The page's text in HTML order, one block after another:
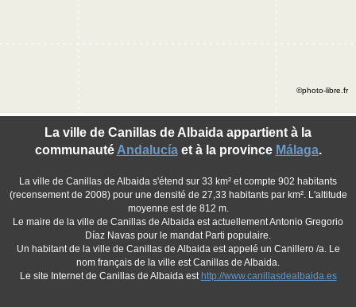
La ville de Canillas de Albaida appartient à la
communauté Andalucíaet à la province Málaga.
La ville de Canillas de Albaida s'étend sur 33 km² et compte 902 habitants
(recensement de 2008) pour une densité de 27,33 habitants par km². L'altitude
moyenne est de 812 m.
Le maire de la ville de Canillas de Albaida est actuellement Antonio Gregorio
Díaz Navas pour le mandat Parti populaire.
Un habitant de la ville de Canillas de Albaida est appelé un Canillero /a. Le
nom français de la ville est Canillas de Albaida.
Le site Internet de Canillas de Albaida est http://www.canillasdealbaida.es
©photo-libre.fr